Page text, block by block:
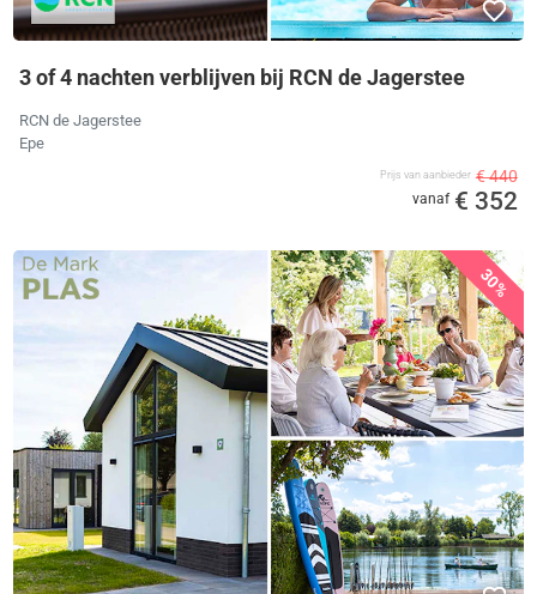
3 of 4 nachten verblijven bij RCN de Jagerstee
RCN de Jagerstee
Epe
Prijs van aanbieder € 440
vanaf € 352
30%